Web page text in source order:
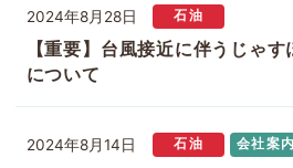
2024年8月28日 石油
【重要】台風接近に伴うじゃ
について
2024年8月14日 石油 会社案内